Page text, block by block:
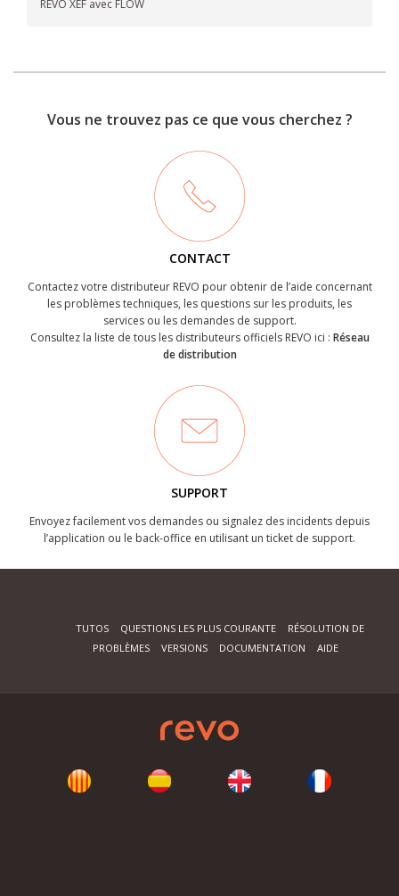
REVO XEF avec FLOW
Vous ne trouvez pas ce que vous cherchez ?
CONTACT
Contactez votre distributeur REVO pour obtenir de l’aide concernant
les problèmes techniques, les questions sur les produits, les
services ou les demandes de support.
Consultez la liste de tous les distributeurs officiels REVO ici : Réseau
de distribution
SUPPORT
Envoyez facilement vos demandes ou signalez des incidents depuis
l’application ou le back-office en utilisant un ticket de support.
TUTOS QUESTIONS LES PLUS COURANTE
RÉSOLUTION DE
PROBLÈMES
VERSIONS DOCUMENTATION AIDE